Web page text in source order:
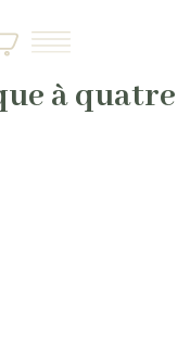
à quatre